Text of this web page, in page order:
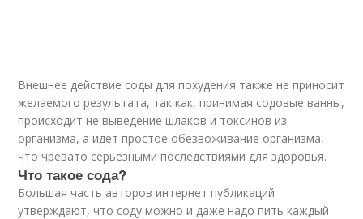
Внешнее действие соды для похудения также не приносит
желаемого результата, так как, принимая содовые ванны,
происходит не выведение шлаков и токсинов из
организма, а идет простое обезвоживание организма,
что чревато серьезными последствиями для здоровья.
Что такое сода?
Большая часть авторов интернет публикаций
утверждают, что соду можно и даже надо пить каждый